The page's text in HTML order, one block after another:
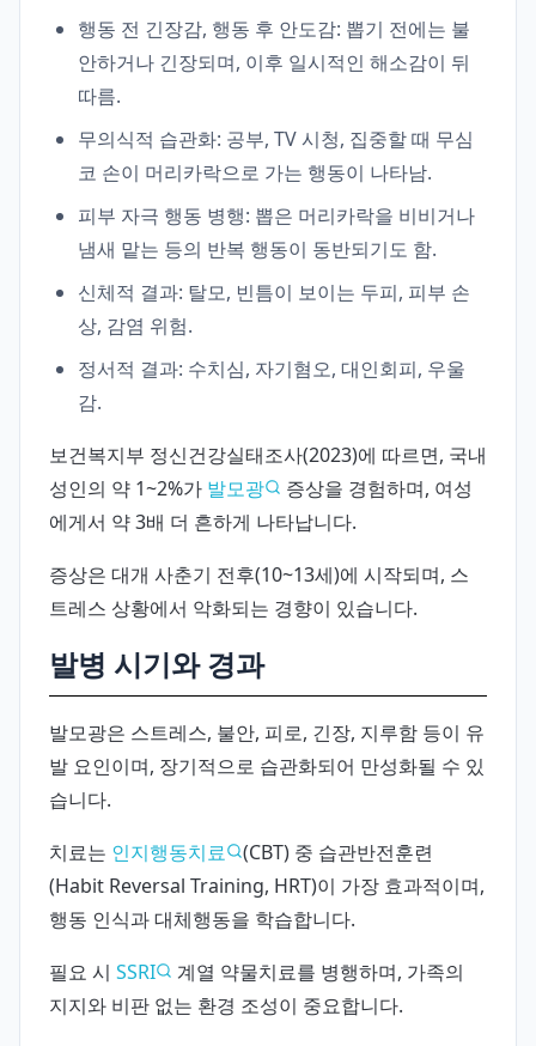
행동 전 긴장감, 행동 후 안도감: 뽑기 전에는 불
안하거나 긴장되며, 이후 일시적인 해소감이 뒤
따름.
무의식적 습관화: 공부, TV 시청, 집중할 때 무심
코 손이 머리카락으로 가는 행동이 나타남.
피부 자극 행동 병행: 뽑은 머리카락을 비비거나
냄새 맡는 등의 반복 행동이 동반되기도 함.
신체적 결과: 탈모, 빈틈이 보이는 두피, 피부 손
상, 감염 위험.
정서적 결과: 수치심, 자기혐오, 대인회피, 우울
감.
보건복지부 정신건강실태조사(2023)에 따르면, 국내
성인의 약 1~2%가 발모광
증상을 경험하며, 여성
에게서 약 3배 더 흔하게 나타납니다.
증상은 대개 사춘기 전후(10~13세)에 시작되며, 스
트레스 상황에서 악화되는 경향이 있습니다.
발병 시기와 경과
발모광은 스트레스, 불안, 피로, 긴장, 지루함 등이 유
발 요인이며, 장기적으로 습관화되어 만성화될 수 있
습니다.
치료는 인지행동치료
(CBT) 중 습관반전훈련
(Habit Reversal Training, HRT)이 가장 효과적이며,
행동 인식과 대체행동을 학습합니다.
필요 시 SSRI
계열 약물치료를 병행하며, 가족의
지지와 비판 없는 환경 조성이 중요합니다.